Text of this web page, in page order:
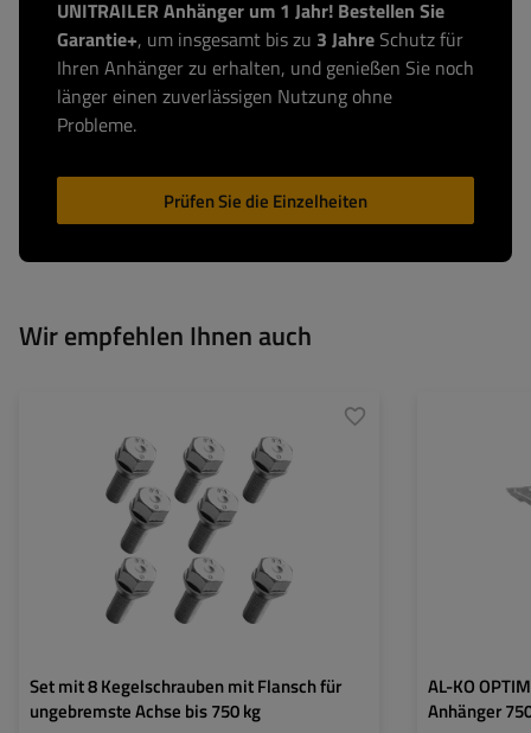
UNITRAILER Anhänger um 1 Jahr! Bestellen Sie
Garantie+, um insgesamt bis zu 3 Jahre Schutz für
Ihren Anhänger zu erhalten, und genießen Sie noch
länger einen zuverlässigen Nutzung ohne
Probleme.
Prüfen Sie die Einzelheiten
Wir empfehlen Ihnen auch
Set mit 8 Kegelschrauben mit Flansch für
ungebremste Achse bis 750 kg
AL-KO
Anhänger